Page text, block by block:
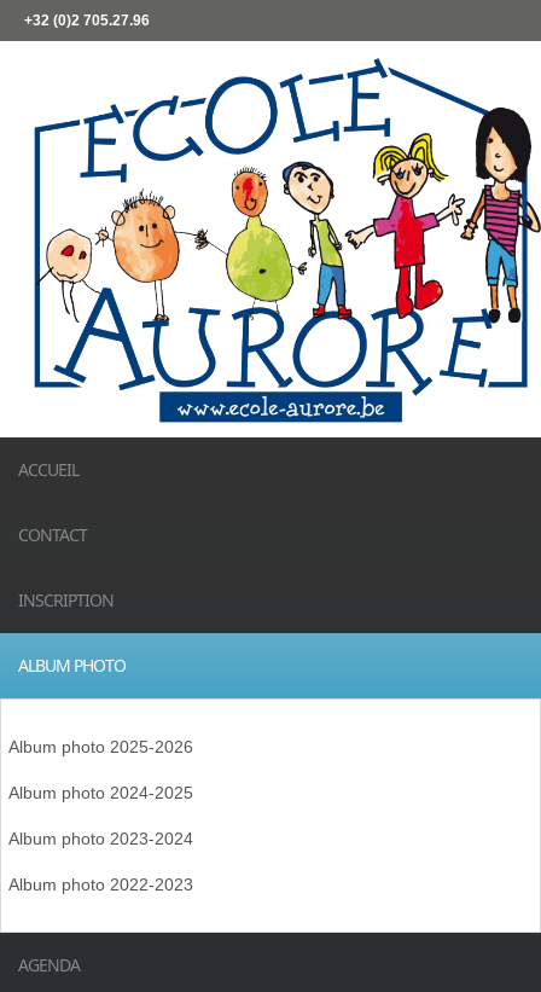
+32 (0)2 705.27.96
ACCUEIL
CONTACT
INSCRIPTION
ALBUM PHOTO
Album photo 2025-2026
Album photo 2024-2025
Album photo 2023-2024
Album photo 2022-2023
AGENDA